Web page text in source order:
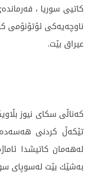
كاتیی سوریا ،
ناوچەیەكی ئۆتۆنۆمی
عیراق بێت.
كەناڵی سكای نیوز
تێكەڵ كردنی
لەهەمان كاتیشدا
بەشێك بێت لەسوپای